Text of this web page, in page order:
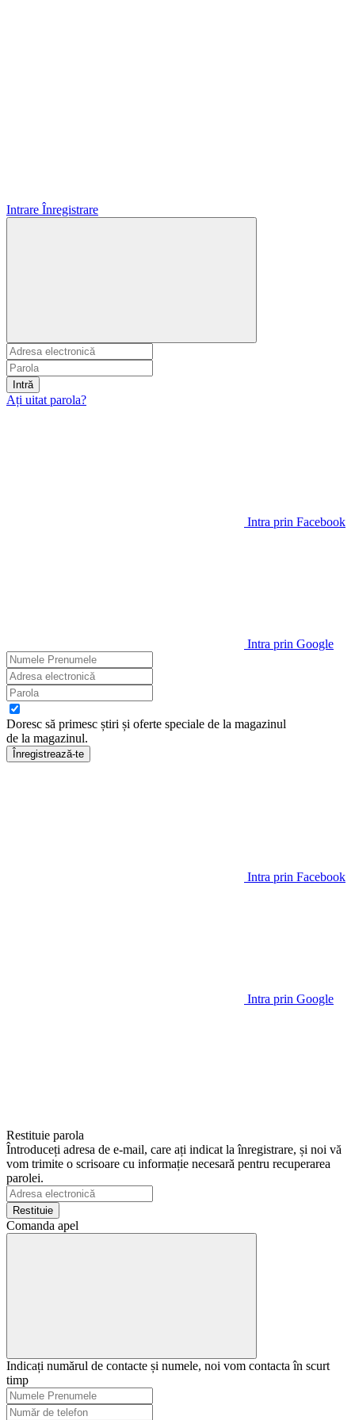
Intrare Înregistrare
Intră
Ați uitat parola?
Intra prin Facebook
Intra prin Google
Doresc să primesc știri și oferte speciale de la magazinul
de la magazinul.
Înregistrează-te
Intra prin Facebook
Intra prin Google
Restituie parola
Întroduceți adresa de e-mail, care ați indicat la înregistrare, și noi vă
vom trimite o scrisoare cu informație necesară pentru recuperarea
parolei.
Restituie
Comanda apel
Indicați numărul de contacte și numele, noi vom contacta în scurt
timp